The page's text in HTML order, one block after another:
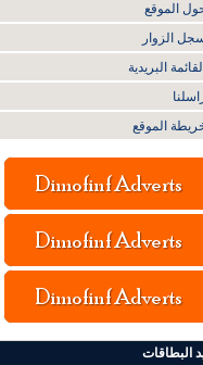
الموقع
الزوار
القائمة البريدية
الموقع
البطاقات